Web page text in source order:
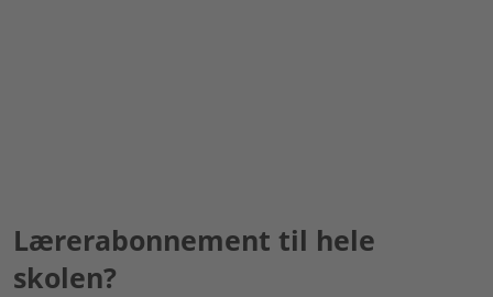
Lærerabonnement til hele
skolen?